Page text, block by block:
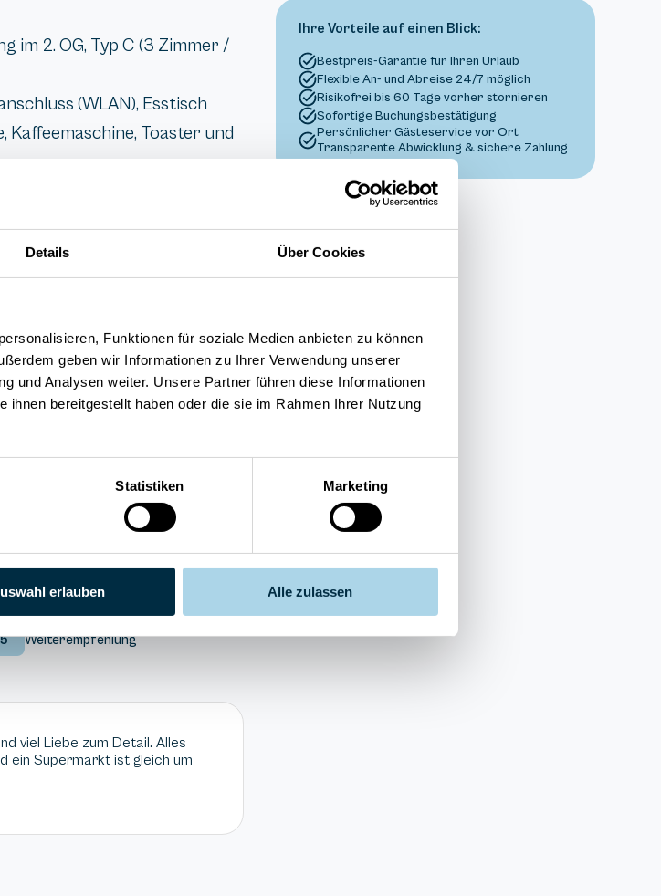
Details Über Cookies
Funktionen für soziale Medien anbieten zu können
geben wir Informationen zu Ihrer Verwendung unserer
und Analysen weiter. Unsere Partner führen diese Informationen
bereitgestellt haben oder die sie im Rahmen Ihrer Nutzung
Statistiken Marketing
erlauben Alle zulassen
2. OG, Typ C (3 Zimmer /
(WLAN), Esstisch
Kaffeemaschine, Toaster und
5 Weiterempfehlung
viel Liebe zum Detail. Alles
ein Supermarkt ist gleich um
Ihre Vorteile auf einen Blick:
Bestpreis-Garantie für Ihren Urlaub
Flexible An- und Abreise 24/7 möglich
Risikofrei bis 60 Tage vorher stornieren
Sofortige Buchungsbestätigung
Persönlicher Gästeservice vor Ort
Transparente Abwicklung & sichere Zahlung